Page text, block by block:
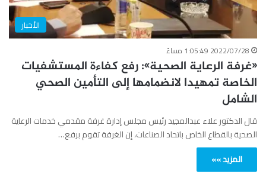
الأخبار
2022/07/28 1:05:49 مساءً
«غرفة الرعاية الصحية»: رفع كفاءة المستشفيات
الخاصة تمهيدا لانضمامها إلى التأمين الصحي
الشامل
قال الدكتور علاء عبدالمجيد رئيس مجلس إدارة غرفة مقدمي خدمات الرعاية
الصحية بالقطاع الخاص باتحاد الصناعات، إن الغرفة تقوم برفع…
المزيد »»